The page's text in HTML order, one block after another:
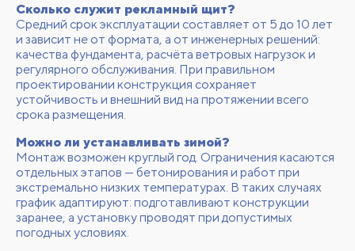
Сколько служит рекламный щит?
Средний срок эксплуатации составляет от 5 до 10 лет
и зависит не от формата, а от инженерных решений:
качества фундамента, расчёта ветровых нагрузок и
регулярного обслуживания. При правильном
проектировании конструкция сохраняет
устойчивость и внешний вид на протяжении всего
срока размещения.
Можно ли устанавливать зимой?
Монтаж возможен круглый год. Ограничения касаются
отдельных этапов — бетонирования и работ при
экстремально низких температурах. В таких случаях
график адаптируют: подготавливают конструкции
заранее, а установку проводят при допустимых
погодных условиях.